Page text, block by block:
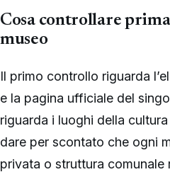
Cosa controllare
museo
Il primo controllo riguarda
e la pagina ufficiale del
riguarda i luoghi della
dare per scontato che ogni
privata o struttura comunale